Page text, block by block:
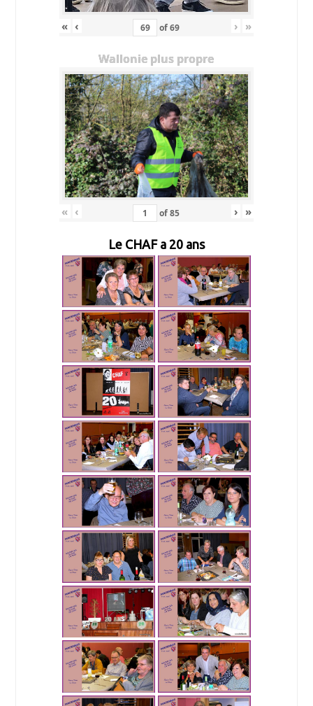
« ‹ of69 › »
Wallonie plus propre
« ‹ of85 › »
Le CHAF a 20 ans